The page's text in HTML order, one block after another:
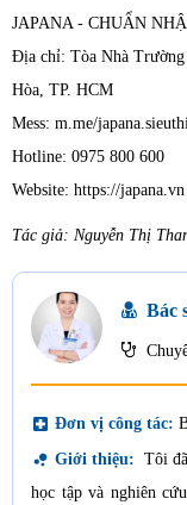
JAPANA - CHUẨN
Địa chỉ: Tòa Nhà
Hòa, TP. HCM
Mess: m.me/
Hotline: 0975 800 600
Website: https://japana.vn
Tác giả: Nguyễn Thị
Bác
local_hospital Đơn vị công tác:
bubble_chart Giới thiệu: Tôi
học tập và nghiên